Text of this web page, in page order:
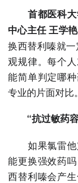
首都医科
中心主任 王学艳
换西替利嗪就
观规律。每个
能简单判定哪
专业的片面对比。
“抗过敏药容
如果氯雷他
能更换强效药
西替利嗪会产